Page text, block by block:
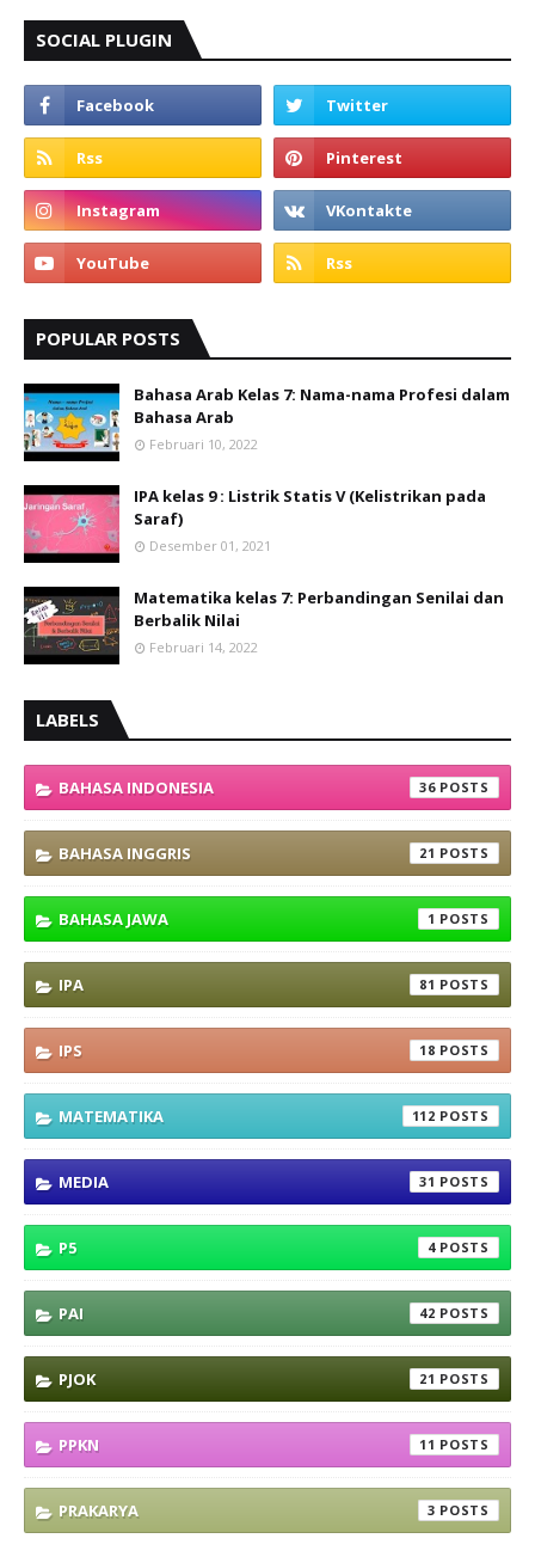
SOCIAL PLUGIN
POPULAR POSTS
Bahasa Arab Kelas 7: Nama-nama Profesi dalam
Bahasa Arab
Februari 10, 2022
IPA kelas 9 : Listrik Statis V (Kelistrikan pada
Saraf)
Desember 01, 2021
Matematika kelas 7: Perbandingan Senilai dan
Berbalik Nilai
Februari 14, 2022
LABELS
BAHASA INDONESIA 36
BAHASA INGGRIS 21
BAHASA JAWA 1
IPA 81
IPS 18
MATEMATIKA 112
MEDIA 31
P5 4
PAI 42
PJOK 21
PPKN 11
PRAKARYA 3